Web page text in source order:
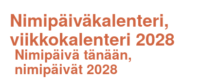
Nimipäiväkalenteri,
viikkokalenteri 2028
Nimipäivä tänään,
nimipäivät 2028